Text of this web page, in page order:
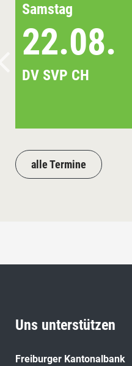
Samstag
22.08.
DV SVP CH
alle Termine
Uns unterstützen
Freiburger Kantonalbank